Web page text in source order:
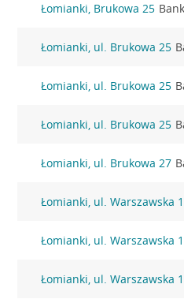
Łomianki, Brukowa 25
Łomianki, ul. Brukowa 25
Łomianki, ul. Brukowa 25
Łomianki, ul. Brukowa 25
Łomianki, ul. Brukowa 27
Łomianki, ul. Warszawska
Łomianki, ul. Warszawska
Łomianki, ul. Warszawska